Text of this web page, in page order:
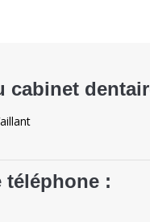
cabinet
téléphone :